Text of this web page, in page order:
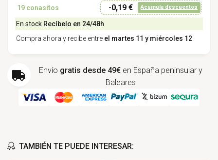
19 conasitos -0,19 € Acumula descuentos
En stock Recíbelo en 24/48h
Compra ahora y recibe entre el martes 11 y miércoles 12
Envío gratis desde 49€ en España peninsular y
Baleares
TAMBIÉN TE PUEDE INTERESAR: